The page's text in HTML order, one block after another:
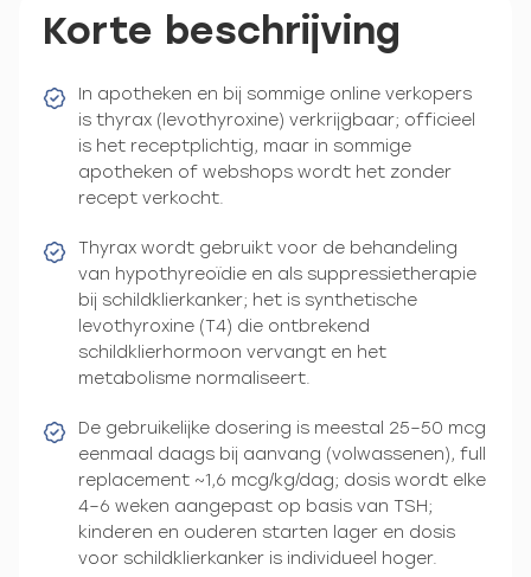
Korte beschrijving
In apotheken en bij sommige online verkopers
is thyrax (levothyroxine) verkrijgbaar; officieel
is het receptplichtig, maar in sommige
apotheken of webshops wordt het zonder
recept verkocht.
Thyrax wordt gebruikt voor de behandeling
van hypothyreoïdie en als suppressietherapie
bij schildklierkanker; het is synthetische
levothyroxine (T4) die ontbrekend
schildklierhormoon vervangt en het
metabolisme normaliseert.
De gebruikelijke dosering is meestal 25–50 mcg
eenmaal daags bij aanvang (volwassenen), full
replacement ~1,6 mcg/kg/dag; dosis wordt elke
4–6 weken aangepast op basis van TSH;
kinderen en ouderen starten lager en dosis
voor schildklierkanker is individueel hoger.